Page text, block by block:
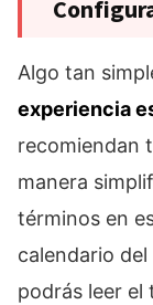
Algo tan
experiencia
recomiendan
manera
términos en
calendario
podrás leer el